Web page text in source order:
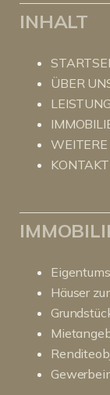
INHALT
ÜBER
WEITERE
KONTAKT
Häuser